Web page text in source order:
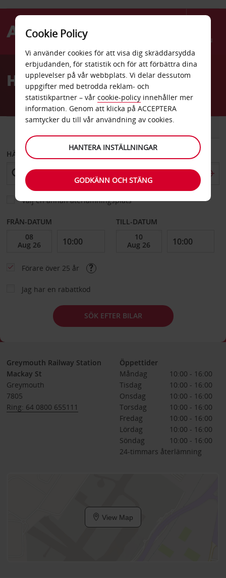
Menu
AvisHyrbil Greymouth
BIL
HÄMTA FRÅN
Välj en annan återlämningsplats
FRÅN-DATUM TILL-DATUM
Förare över 25 år
Jag har en rabattkod
SÖK EFTER BILAR
Greymouth Railway Station
Mackay St
Greymouth
7805
Ring: 64 0800 655111
Öppettider
Måndag
10:00 - 16:00
Tisdag
10:00 - 16:00
Onsdag
10:00 - 16:00
Torsdag
10:00 - 16:00
Fredag
10:00 - 16:00
Lördag
10:00 - 16:00
Söndag
10:00 - 16:00
24-timmars återlämning
View Map
Cookie Policy
Vi använder cookies för att visa dig skräddarsydda
erbjudanden, för statistik och för att förbättra dina
upplevelser på vår webbplats. Vi delar dessutom
uppgifter med betrodda reklam- och
statistikpartner – vår cookie-policy innehåller mer
information. Genom att klicka på ACCEPTERA
samtycker du till vår användning av cookies.
HANTERA INSTÄLLNINGAR
GODKÄNN OCH STÄNG